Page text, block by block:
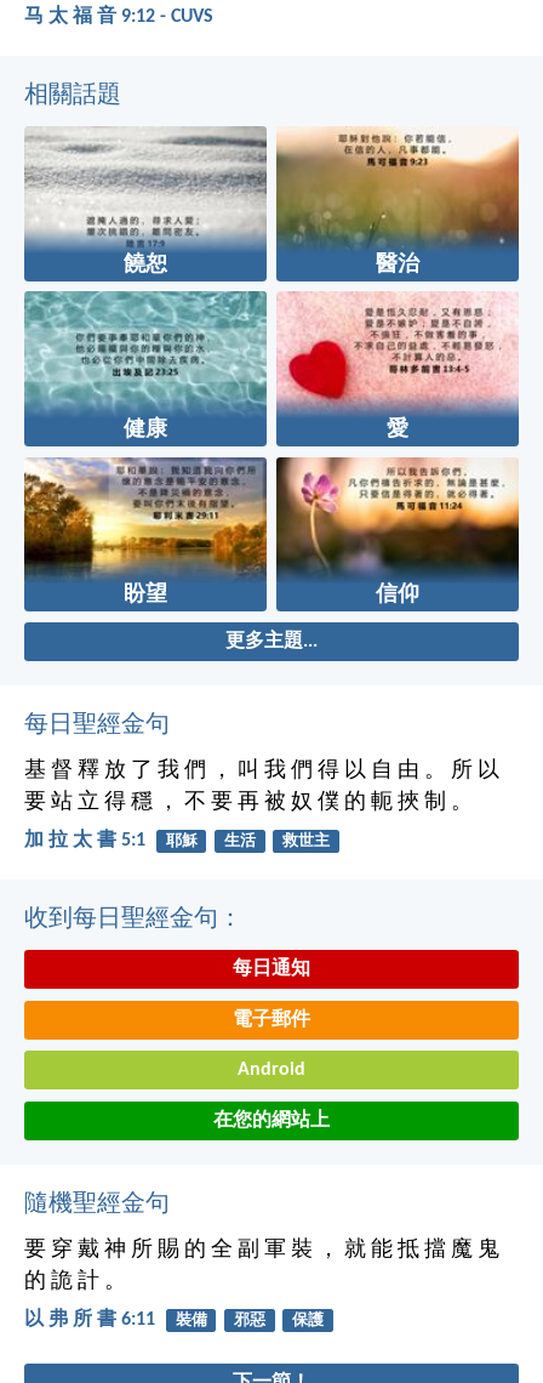
马 太 福 音 9:12 - CUVS
相關話題
饒恕 醫治
健康 愛
盼望 信仰
更多主題...
每日聖經金句
基 督 釋 放 了 我 們 ， 叫 我 們 得 以 自 由 。 所 以
要 站 立 得 穩 ， 不 要 再 被 奴 僕 的 軛 挾 制 。
加 拉 太 書 5:1 耶穌 生活 救世主
收到每日聖經金句：
每日通知
電子郵件
Android
在您的網站上
隨機聖經金句
要 穿 戴 神 所 賜 的 全 副 軍 裝 ， 就 能 抵 擋 魔 鬼
的 詭 計 。
以 弗 所 書 6:11 裝備 邪惡 保護